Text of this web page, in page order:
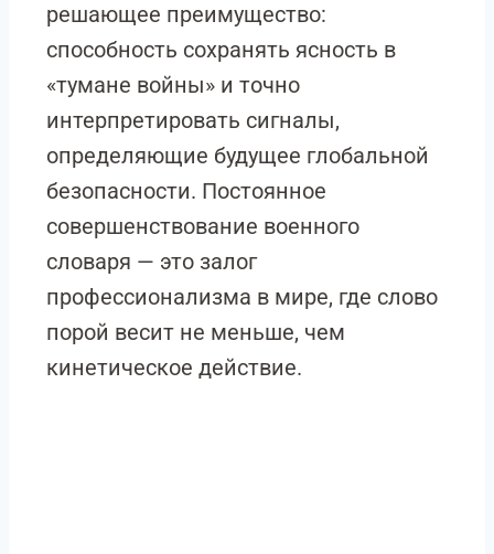
решающее преимущество:
способность сохранять ясность в
«тумане войны» и точно
интерпретировать сигналы,
определяющие будущее глобальной
безопасности. Постоянное
совершенствование военного
словаря — это залог
профессионализма в мире, где слово
порой весит не меньше, чем
кинетическое действие.